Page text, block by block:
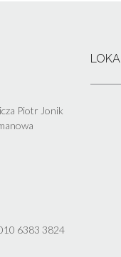
Piotr Jonik
6383 3824